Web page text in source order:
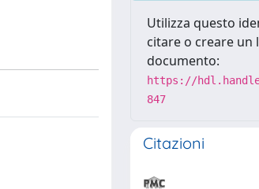
Utilizza questo
citare o creare un
documento:
https://
847
Citazioni